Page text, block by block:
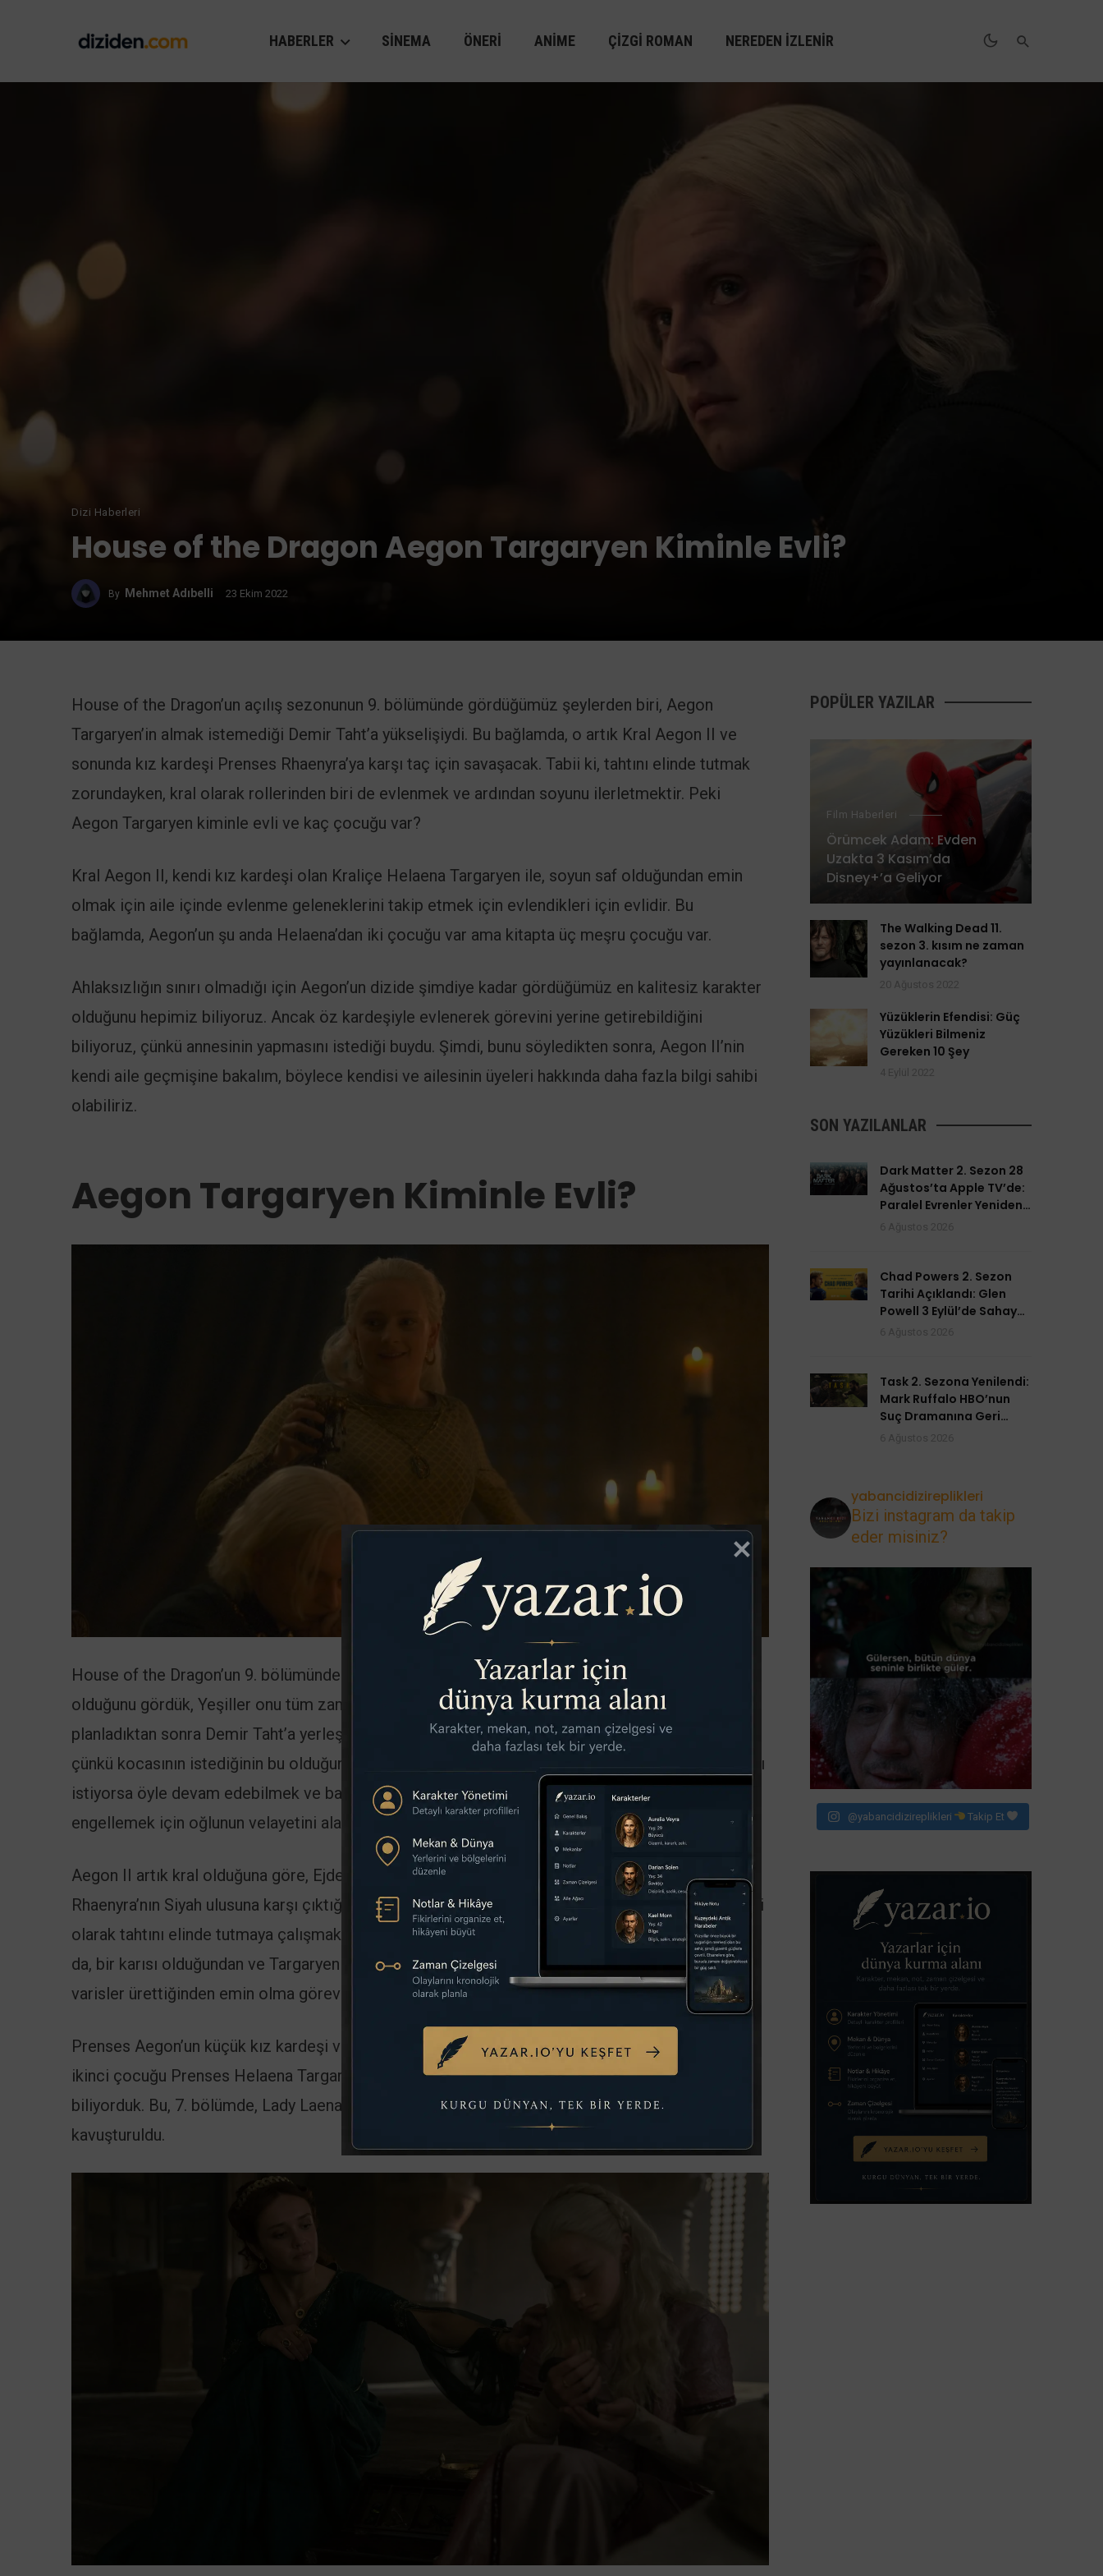
HABERLER SINEMA ÖNERI ANIME ÇIZGI ROMAN NEREDEN İZLENIR
Dizi Haberleri
House of the Dragon Aegon Targaryen Kiminle Evli?
By Mehmet Adıbelli 23 Ekim 2022
House of the Dragon’un açılış sezonunun 9. bölümünde gördüğümüz şeylerden biri, Aegon
Targaryen’in almak istemediği Demir Taht’a yükselişiydi. Bu bağlamda, o artık Kral Aegon II ve
sonunda kız kardeşi Prenses Rhaenyra’ya karşı taç için savaşacak. Tabii ki, tahtını elinde tutmak
zorundayken, kral olarak rollerinden biri de evlenmek ve ardından soyunu ilerletmektir. Peki
Aegon Targaryen kiminle evli ve kaç çocuğu var?
Kral Aegon II, kendi kız kardeşi olan Kraliçe Helaena Targaryen ile, soyun saf olduğundan emin
olmak için aile içinde evlenme geleneklerini takip etmek için evlendikleri için evlidir. Bu
bağlamda, Aegon’un şu anda Helaena’dan iki çocuğu var ama kitapta üç meşru çocuğu var.
Ahlaksızlığın sınırı olmadığı için Aegon’un dizide şimdiye kadar gördüğümüz en kalitesiz karakter
olduğunu hepimiz biliyoruz. Ancak öz kardeşiyle evlenerek görevini yerine getirebildiğini
biliyoruz, çünkü annesinin yapmasını istediği buydu. Şimdi, bunu söyledikten sonra, Aegon II’nin
kendi aile geçmişine bakalım, böylece kendisi ve ailesinin üyeleri hakkında daha fazla bilgi sahibi
olabiliriz.
Aegon Targaryen Kiminle Evli?
House of the Dragon’un 9. bölümünde Aegon Targaryen’in Yedi Krallığın bir sonraki Lordu
olduğunu gördük, Yeşiller onu tüm zaman boyunca Kraliçe Alicent’in arkasından tacı vermeyi
planladıktan sonra Demir Taht’a yerleştirdi. Elbette Alicent, Aegon’u taçlandırmayı kabul edecekti
çünkü kocasının istediğinin bu olduğuna inanıyordu. Bu nedenle, taç giyme töreninin nasıl olmasını
istiyorsa öyle devam edebilmek ve babasının Aegon’a Rhaenyra’yı öldürmesini söylemesini
engellemek için oğlunun velayetini alan oydu.
Aegon II artık kral olduğuna göre, Ejderhaların Dansı başlamak üzere ve bu, onun Yeşil ulusunun
Rhaenyra’nın Siyah ulusuna karşı çıktığını görmek üzereyiz demektir. Ancak Yedi Krallığın Efendisi
olarak tahtını elinde tutmaya çalışmaktan başka, yerine getirmesi gereken bir başka sorumluluk
da, bir karısı olduğundan ve Targaryen hanedanının nesiller boyu ilerlemesine yardımcı olacak
varisler ürettiğinden emin olma görevidir. gelmek. Peki Aegon II kiminle evli?
Prenses Aegon’un küçük kız kardeşi ve Kral Viserys Targaryen ile Kraliçe Alicent Hightower’ın
ikinci çocuğu Prenses Helaena Targaryen ile evleneceğini Ejderha Evi’nin 7. bölümünde zaten
biliyorduk. Bu, 7. bölümde, Lady Laena’nın cenazesi sırasında aile Driftmark’tayken açıklığa
kavuşturuldu.
POPÜLER YAZILAR
Film Haberleri
Örümcek Adam: Evden
Uzakta 3 Kasım’da
Disney+’a Geliyor
The Walking Dead 11.
sezon 3. kısım ne zaman
yayınlanacak?
Yüzüklerin Efendisi: Güç
Yüzükleri Bilmeniz
Gereken 10 Şey
SON YAZILANLAR
Dark Matter 2. Sezon 28
Ağustos’ta Apple TV’de:
Paralel Evrenler Yeniden
Chad Powers 2. Sezon
Tarihi Açıklandı: Glen
Powell 3 Eylül’de Sahaya
Task 2. Sezona Yenilendi:
Mark Ruffalo HBO’nun
Suç Dramanına Geri
yabancidizireplikleri
Bizi instagram da takip
eder misiniz?
@yabancidizireplikleri Takip Et